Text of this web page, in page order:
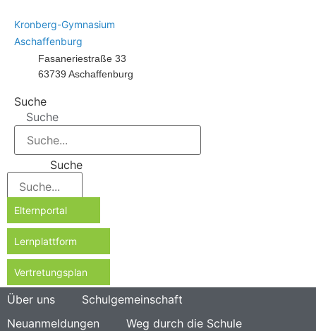
Kronberg-Gymnasium
Aschaffenburg
Fasaneriestraße 33
63739 Aschaffenburg
Suche
Suche
Suche
Elternportal
Lernplattform
Vertretungsplan
Über uns
Schulgemeinschaft
Neuanmeldungen
Weg durch die Schule